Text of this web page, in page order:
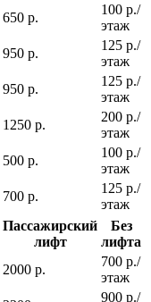
650 р.
100 р./
этаж
950 р.
125 р./
этаж
950 р.
125 р./
этаж
1250 р.
200 р./
этаж
500 р.
100 р./
этаж
700 р.
125 р./
этаж
Пассажирский
лифт
Без
лифта
2000 р.
700 р./
этаж
900 р./